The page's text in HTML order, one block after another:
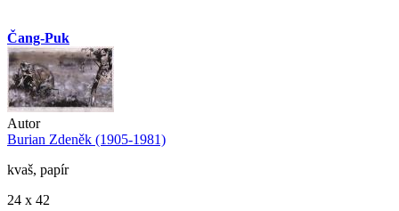
Čang-Puk
Autor
Burian Zdeněk (1905-1981)
kvaš, papír
24 x 42